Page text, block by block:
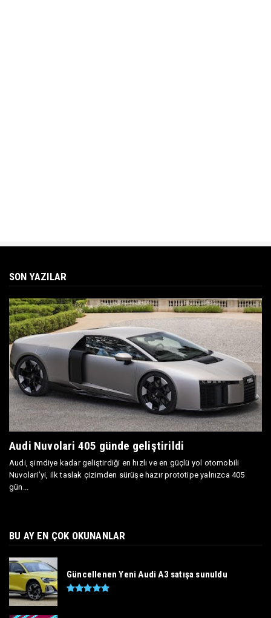
SON YAZILAR
Audi Nuvolari 405 günde geliştirildi
Audi, şimdiye kadar geliştirdiği en hızlı ve en güçlü yol otomobili
Nuvolari’yi, ilk taslak çizimden sürüşe hazır prototipe yalnızca 405
gün...
BU AY EN ÇOK OKUNANLAR
Güncellenen Yeni Audi A3 satışa sunuldu